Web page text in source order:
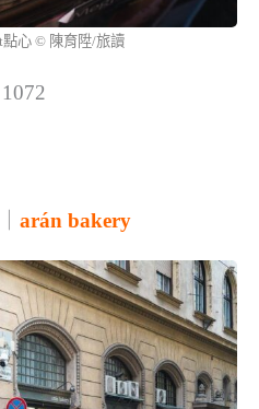
點心 © 陳育陞/旅讀
arán bakery